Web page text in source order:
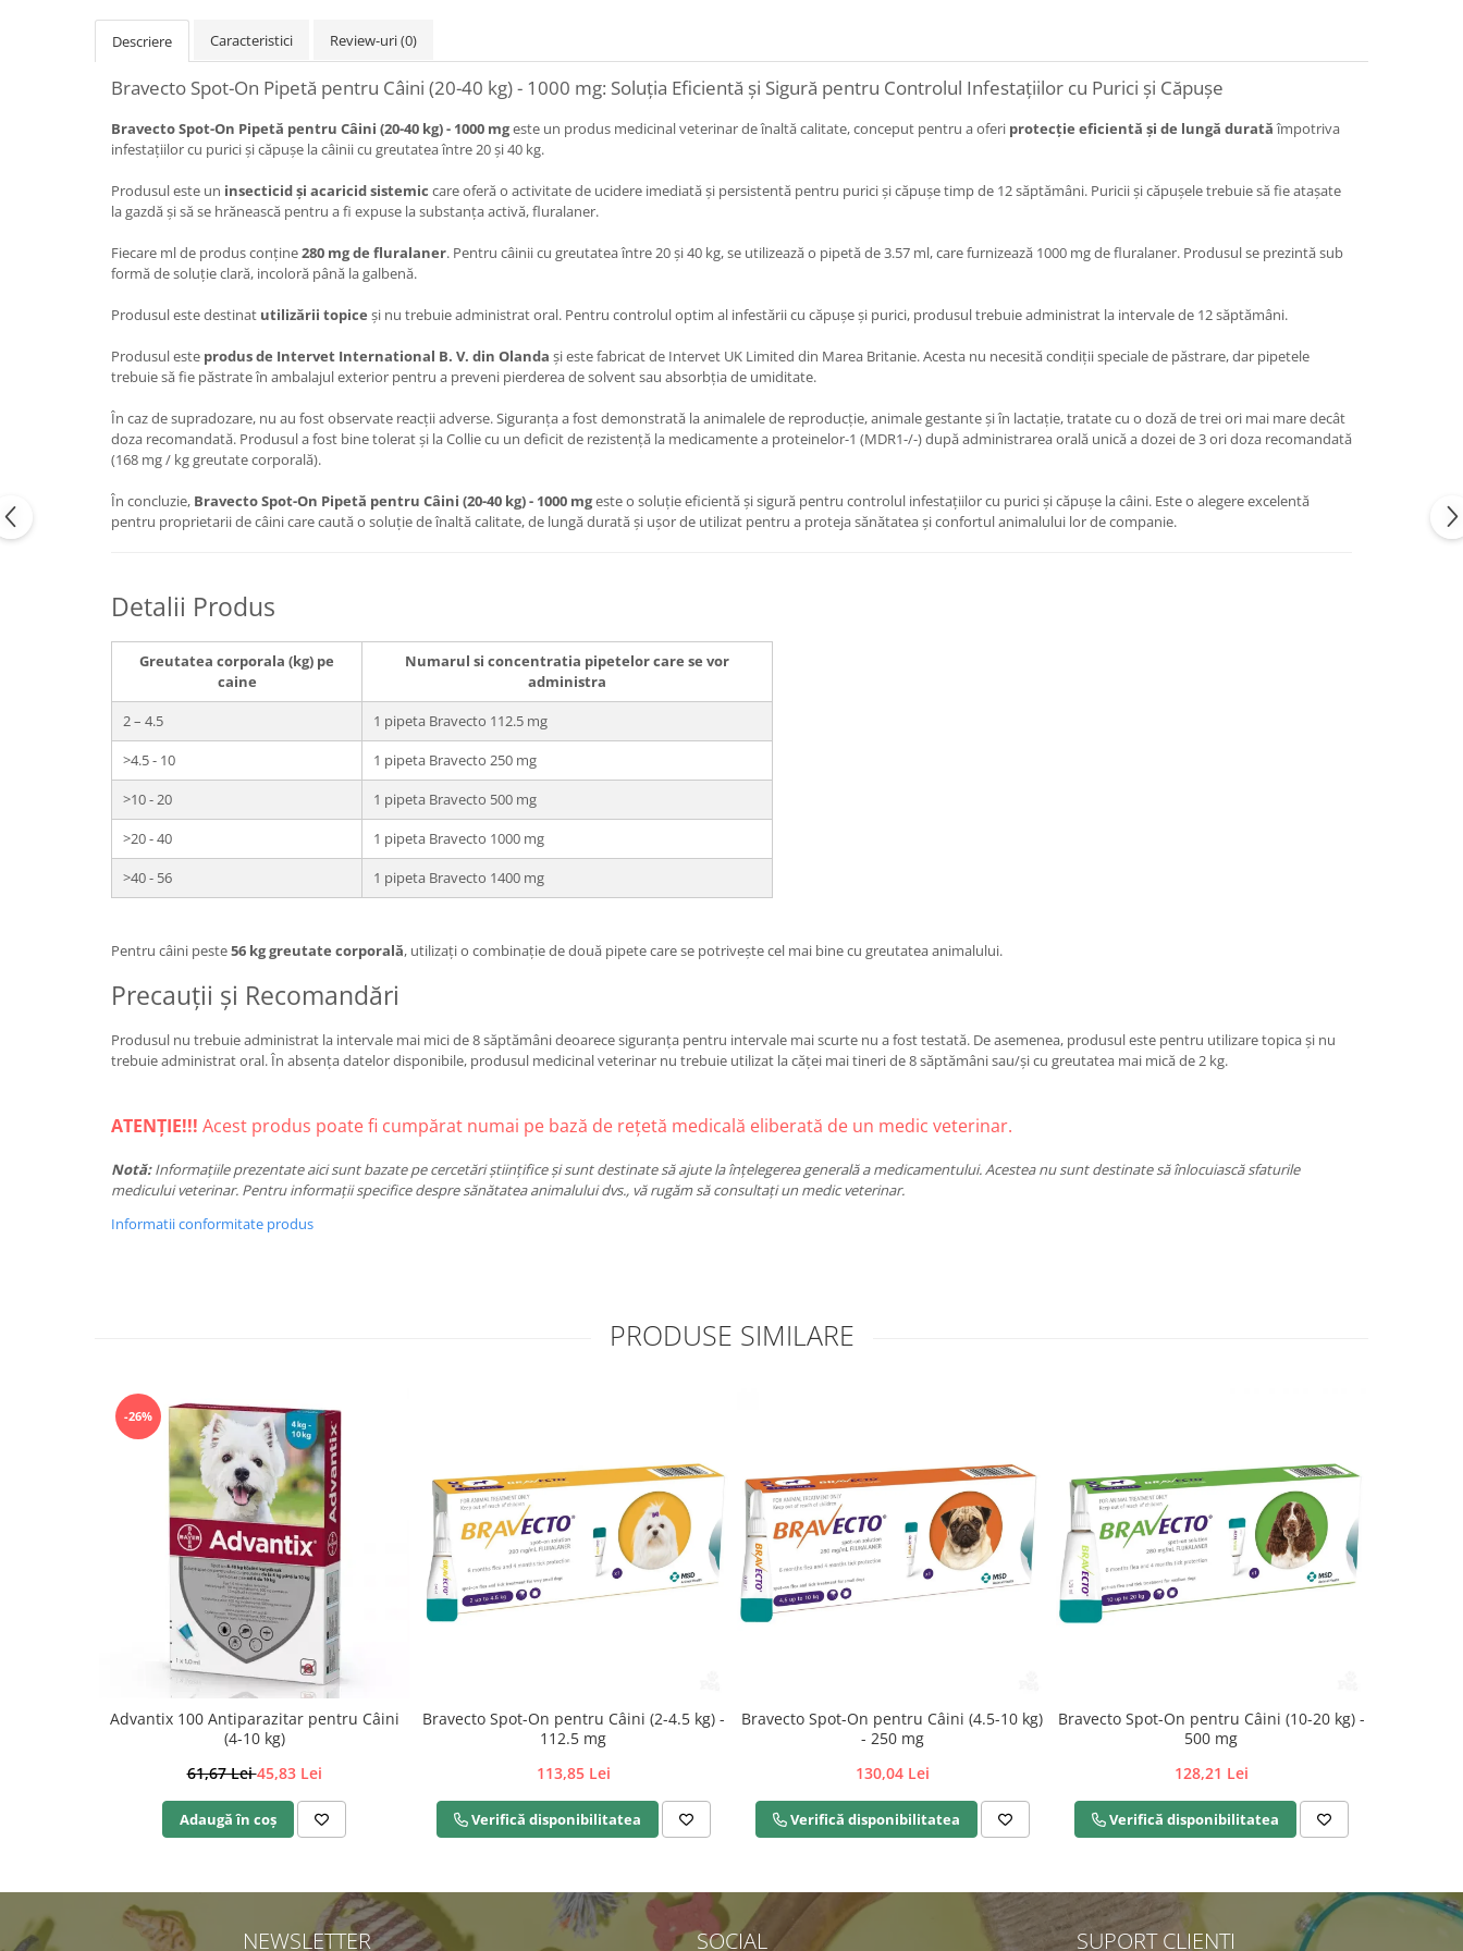
Descriere Caracteristici Review-uri(0)
Bravecto Spot-On Pipetă pentru Câini (20-40 kg) - 1000 mg: Soluția Eficientă și Sigură pentru Controlul Infestațiilor cu Purici și Căpușe
Bravecto Spot-On Pipetă pentru Câini (20-40 kg) - 1000 mgeste un produs medicinal veterinar de înaltă calitate, conceput pentru a oferi protecție eficientă și de lungă duratăîmpotriva
infestațiilor cu purici și căpușe la câinii cu greutatea între 20 și 40 kg.
Produsul este un insecticid și acaricid sistemic care oferă o activitate de ucidere imediată și persistentă pentru purici și căpușe timp de 12 săptămâni. Puricii și căpușele trebuie să fie atașate
la gazdă și să se hrănească pentru a fi expuse la substanța activă, fluralaner.
Fiecare ml de produs conține280 mg de fluralaner. Pentru câinii cu greutatea între 20 și 40 kg, se utilizează o pipetă de 3.57 ml, care furnizează 1000 mg de fluralaner. Produsul se prezintă sub
formă de soluție clară, incoloră până la galbenă.
Produsul este destinat utilizării topice și nu trebuie administrat oral. Pentru controlul optim al infestării cu căpușe și purici, produsul trebuie administrat la intervale de 12 săptămâni.
Produsul este produs de Intervet International B. V. din Olanda și este fabricat de Intervet UK Limited din Marea Britanie. Acesta nu necesită condiții speciale de păstrare, dar pipetele
trebuie să fie păstrate în ambalajul exterior pentru a preveni pierderea de solvent sau absorbția de umiditate.
În caz de supradozare, nu au fost observate reacții adverse. Siguranța a fost demonstrată la animalele de reproducție, animale gestante și în lactație, tratate cu o doză de trei ori mai mare decât
doza recomandată. Produsul a fost bine tolerat și la Collie cu un deficit de rezistență la medicamente a proteinelor-1 (MDR1-/-) după administrarea orală unică a dozei de 3 ori doza recomandată
(168 mg / kg greutate corporală).
În concluzie, Bravecto Spot-On Pipetă pentru Câini (20-40 kg) - 1000 mgeste o soluție eficientă și sigură pentru controlul infestațiilor cu purici și căpușe la câini. Este o alegere excelentă
pentru proprietarii de câini care caută o soluție de înaltă calitate, de lungă durată și ușor de utilizat pentru a proteja sănătatea și confortul animalului lor de companie.
Detalii Produs
Greutatea corporala (kg) pe
caine
Numarul si concentratia pipetelor care se vor
administra
2 – 4.5
1 pipeta Bravecto 112.5 mg
>4.5 - 10
1 pipeta Bravecto 250 mg
>10 - 20
1 pipeta Bravecto 500 mg
>20 - 40
1 pipeta Bravecto 1000 mg
>40 - 56
1 pipeta Bravecto 1400 mg
Pentru câini peste56 kg greutate corporală, utilizați o combinație de două pipete care se potrivește cel mai bine cu greutatea animalului.
Precauții și Recomandări
Produsul nu trebuie administrat la intervale mai mici de 8 săptămâni deoarece siguranța pentru intervale mai scurte nu a fost testată. De asemenea, produsul este pentru utilizare topica și nu
trebuie administrat oral. În absența datelor disponibile, produsul medicinal veterinar nu trebuie utilizat la căței mai tineri de 8 săptămâni sau/și cu greutatea mai mică de 2 kg.
ATENȚIE!!! Acest produs poate fi cumpărat numai pe bază de rețetă medicală eliberată de un medic veterinar.
Notă:Informațiile prezentate aici sunt bazate pe cercetări științifice și sunt destinate să ajute la înțelegerea generală a medicamentului. Acestea nu sunt destinate să înlocuiască sfaturile
medicului veterinar. Pentru informații specifice despre sănătatea animalului dvs., vă rugăm să consultați un medic veterinar.
Informatii conformitate produs
PRODUSE SIMILARE
-26%
Advantix 100 Antiparazitar pentru Câini
(4-10 kg)
61,67 Lei45,83 Lei
Adaugă în coș
Bravecto Spot-On pentru Câini (2-4.5 kg) -
112.5 mg
113,85 Lei
Verifică disponibilitatea
Bravecto Spot-On pentru Câini (4.5-10 kg)
- 250 mg
130,04 Lei
Verifică disponibilitatea
Bravecto Spot-On pentru Câini (10-20 kg) -
500 mg
128,21 Lei
Verifică disponibilitatea
NEWSLETTER SOCIAL SUPORT CLIENTI